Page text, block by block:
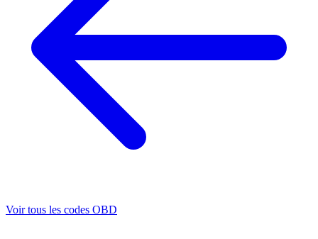
Voir tous les codes OBD